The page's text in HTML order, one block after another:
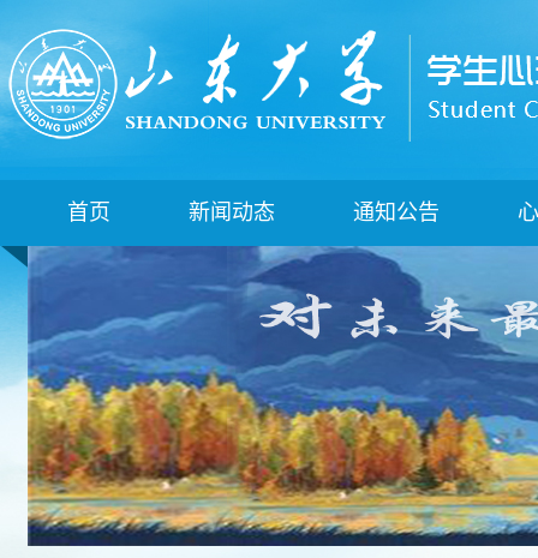
首页 新闻动态 通知公告